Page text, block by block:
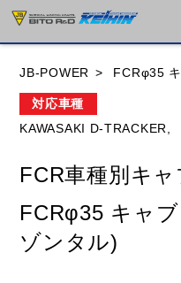
HUSQVANA
JB-POWER FCRφ35
対応車種
KAWASAKI D-TRACKER,
FCR車種別キ
FCRφ35 キャ
ゾンタル)